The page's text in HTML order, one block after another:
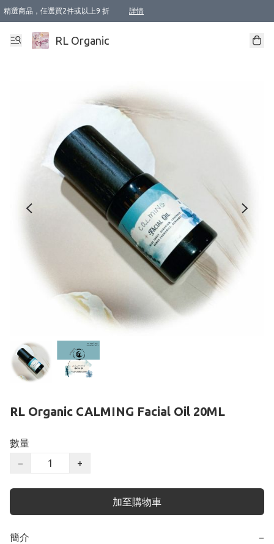
精選商品，任選買2件或以上9 折 詳情
XI周年優惠【新品自由選2件88折/3件85折】
XI周年優惠【Chakra 脈輪平衡自由選2件9折/3件85折/5件8折】
Florame 肌底自由選 2支9折 3支85折
XI周年優惠【蟲蟲退散 · 防衛結界﹞系列2件9折】
Sunki 任選2件95折
BIOFFICINA TOSCANA 任選2支9折 3支85折
Lamav 任選1件9折 2件85折
Mukti Organics 指定產品任選1件9折, 2件88折 3件85折
Intelligent Nutrients Skincare 任選2件9折
deodorant 任選2件88折
化妝品 任選2件95折
XI周年優惠【身心靈單品 任選2件9折/3件85折/5件8折】
XI周年優惠 【精油/香水 任選2件9折/3件85折/5件8折】
XI周年優惠【「關節到肌膚」全效養護 BODY OIL 組2件88折/3件85折】
XI周年優惠【夏日有機物理防曬套裝2件88折】
XI周年優惠【夏日潔面隨意選2件88折/3件85折】
XI周年優惠【逆齡奇蹟抗氧 11 自由選2件88折/3件85折/4件或以上8折】
新會員首次購物即享全單 95 折優惠！
成為VIP / VVIP 可享有生日月現金扣減獎賞優惠 !! 記得去賬户資料填上生日日期啦 !
選用順豐速運，滿$500 免運費
本地速遞 京東 送住宅/ 工商地址 $400 免運費
澳門訂單選用順豐速運，滿$800 免運費
RL Organic
RL Organic CALMING Facial Oil 20ML
數量
−
+
加至購物車
簡介 −